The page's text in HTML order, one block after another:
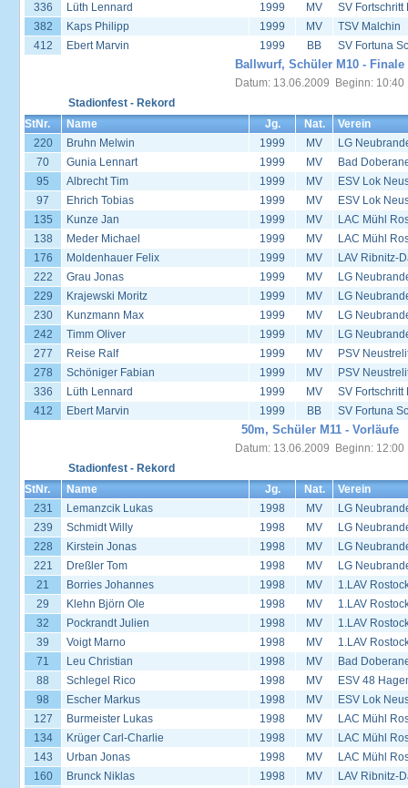
336
Lüth Lennard 1999 MV
SV Fortschritt
382
Kaps Philipp 1999 MV
TSV Malchin
412
Ebert Marvin 1999 BB SV Fortuna
Ballwurf, Schüler M10 - Finale
Datum: 13.06.2009 Beginn: 10:40
Stadionfest - Rekord
StNr.
Name Jg. Nat.
Verein
220
Bruhn Melwin 1999 MV
LG
70
Gunia Lennart 1999 MV
Bad
95
Albrecht Tim 1999 MV
ESV Lok
97
Ehrich Tobias 1999 MV
ESV Lok
135
Kunze Jan 1999 MV
LAC Mühl
138
Meder Michael 1999 MV
LAC Mühl
176
Moldenhauer Felix 1999 MV
LAV Ribnitz-
222
Grau Jonas 1999 MV
LG
229
Krajewski Moritz 1999 MV
LG
230
Kunzmann Max 1999 MV
LG
242
Timm Oliver 1999 MV
LG
277
Reise Ralf 1999 MV
PSV
278
Schöniger Fabian 1999 MV
PSV
336
Lüth Lennard 1999 MV
SV Fortschritt
412
Ebert Marvin 1999 BB SV Fortuna
50m, Schüler M11 - Vorläufe
Datum: 13.06.2009 Beginn: 12:00
Stadionfest - Rekord
StNr.
Name Jg. Nat.
Verein
231
Lemanzcik Lukas 1998 MV
LG
239
Schmidt Willy 1998 MV
LG
228
Kirstein Jonas 1998 MV
LG
221
Dreßler Tom 1998 MV
LG
21
Borries Johannes 1998 MV
1.LAV
29
Klehn Björn Ole 1998 MV
1.LAV
32
Pockrandt Julien 1998 MV
1.LAV
39
Voigt Marno 1998 MV
1.LAV
71
Leu Christian 1998 MV
Bad
88
Schlegel Rico 1998 MV
ESV 48
98
Escher Markus 1998 MV
ESV Lok
127
Burmeister Lukas 1998 MV
LAC Mühl
134
Krüger Carl-Charlie 1998 MV
LAC Mühl
143
Urban Jonas 1998 MV
LAC Mühl
160
Brunck Niklas 1998 MV
LAV Ribnitz-